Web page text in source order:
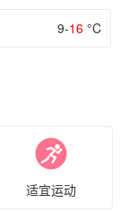
9-16 °C
适宜运动